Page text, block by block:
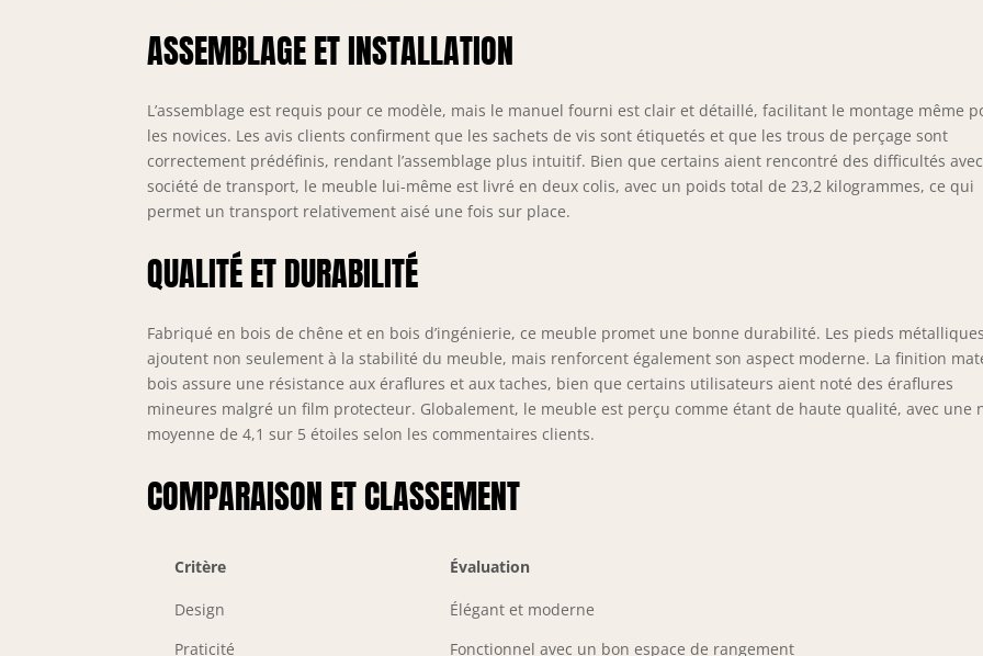
ASSEMBLAGE ET INSTALLATION
L’assemblage est requis pour ce modèle, mais le manuel fourni est clair et détaillé, facilitant le montage même
les novices. Les avis clients confirment que les sachets de vis sont étiquetés et que les trous de perçage sont
correctement prédéfinis, rendant l’assemblage plus intuitif. Bien que certains aient rencontré des difficultés
société de transport, le meuble lui-même est livré en deux colis, avec un poids total de 23,2 kilogrammes, ce qui
permet un transport relativement aisé une fois sur place.
QUALITÉ ET DURABILITÉ
Fabriqué en bois de chêne et en bois d’ingénierie, ce meuble promet une bonne durabilité. Les pieds métalliques
ajoutent non seulement à la stabilité du meuble, mais renforcent également son aspect moderne. La finition
bois assure une résistance aux éraflures et aux taches, bien que certains utilisateurs aient noté des éraflures
mineures malgré un film protecteur. Globalement, le meuble est perçu comme étant de haute qualité, avec une
moyenne de 4,1 sur 5 étoiles selon les commentaires clients.
COMPARAISON ET CLASSEMENT
Critère Évaluation
Design
Élégant et moderne
Praticité
Fonctionnel avec un bon espace de rangement